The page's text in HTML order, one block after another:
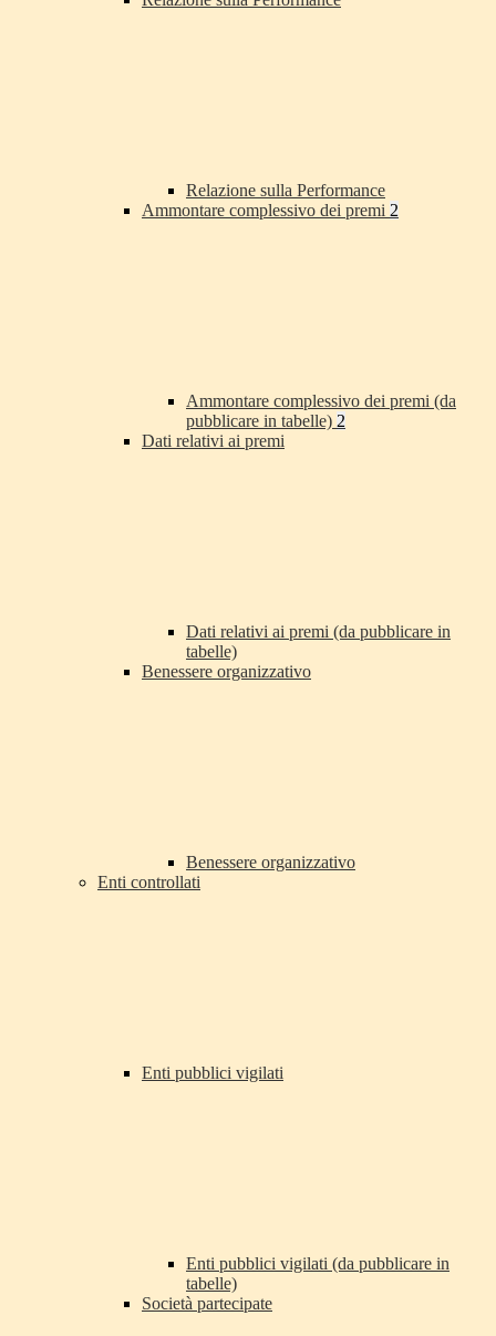
Relazione sulla Performance
Ammontare complessivo dei premi 2
Ammontare complessivo dei premi (da
pubblicare in tabelle) 2
Dati relativi ai premi
Dati relativi ai premi (da pubblicare in
tabelle)
Benessere organizzativo
Benessere organizzativo
Enti controllati
Enti pubblici vigilati
Enti pubblici vigilati (da pubblicare in
tabelle)
Società partecipate